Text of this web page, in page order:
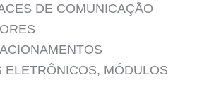
DE COMUNICAÇÃO
ELETRÔNICOS, MÓDULOS